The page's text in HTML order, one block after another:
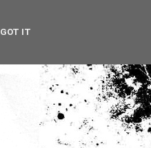
GOT IT